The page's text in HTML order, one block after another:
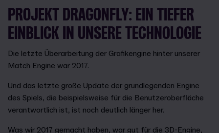
PROJEKT DRAGONFLY: EIN TIEFER
EINBLICK IN UNSERE TECHNOLOGIE
Die letzte Überarbeitung der Grafikengine hinter unserer
Match Engine war 2017.
Und das letzte große Update der grundlegenden Engine
des Spiels, die beispielsweise für die Benutzeroberfläche
verantwortlich ist, ist noch deutlich länger her.
Was wir 2017 gemacht haben, war gut für die 3D-Engine,